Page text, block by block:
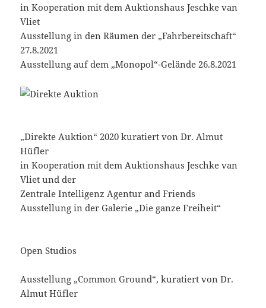
in Kooperation mit dem Auktionshaus Jeschke van
Vliet
Ausstellung in den Räumen der „Fahrbereitschaft“
27.8.2021
Ausstellung auf dem „Monopol“-Gelände 26.8.2021
„Direkte Auktion“ 2020 kuratiert von Dr. Almut
Hüfler
in Kooperation mit dem Auktionshaus Jeschke van
Vliet und der
Zentrale Intelligenz Agentur and Friends
Ausstellung in der Galerie „Die ganze Freiheit“
Open Studios
Ausstellung „Common Ground“, kuratiert von Dr.
Almut Hüfler